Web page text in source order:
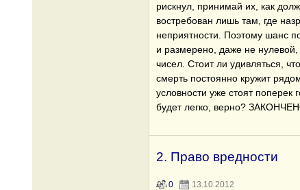
рискнул, принимай их, как
востребован лишь там, где
неприятности. Поэтому шанс
и размерено, даже не
чисел. Стоит ли удивляться,
смерть постоянно кружит
условности уже стоят
будет легко, верно?
2. Право вредности
0 13.10.2012